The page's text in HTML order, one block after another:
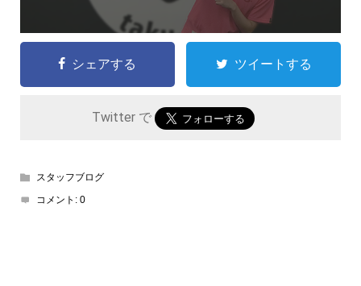
シェアする ツイートする
Twitter で
スタッフブログ
コメント: 0